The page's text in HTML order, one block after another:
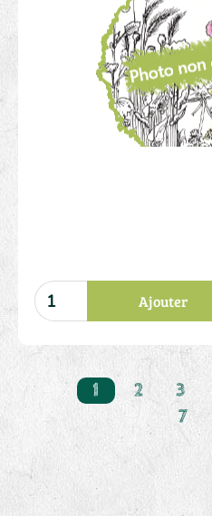
Ajouter
1 2 3
7